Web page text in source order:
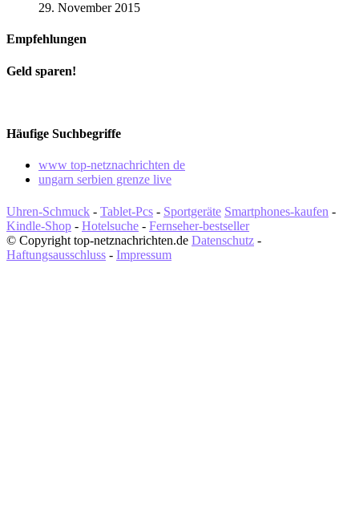
29. November 2015
Empfehlungen
Geld sparen!
Häufige Suchbegriffe
www top-netznachrichten de
ungarn serbien grenze live
Uhren-Schmuck - Tablet-Pcs - Sportgeräte Smartphones-kaufen -
Kindle-Shop - Hotelsuche - Fernseher-bestseller
© Copyright top-netznachrichten.de Datenschutz -
Haftungsausschluss - Impressum